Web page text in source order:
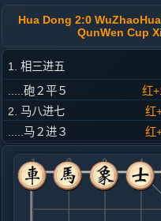
Hua Dong 2:0
QunWen Cup
1. 相三进五
.....砲２平５
红
2. 马八进七
红
.....马２进３
红
3. 车九平八
红
.....车１平２
红
4. 马二进三
红
.....卒３进１
红